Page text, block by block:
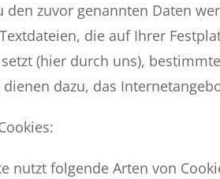
den zuvor genannten Daten
die auf Ihrer
(hier durch uns),
dienen dazu, das
nutzt folgende Arten von